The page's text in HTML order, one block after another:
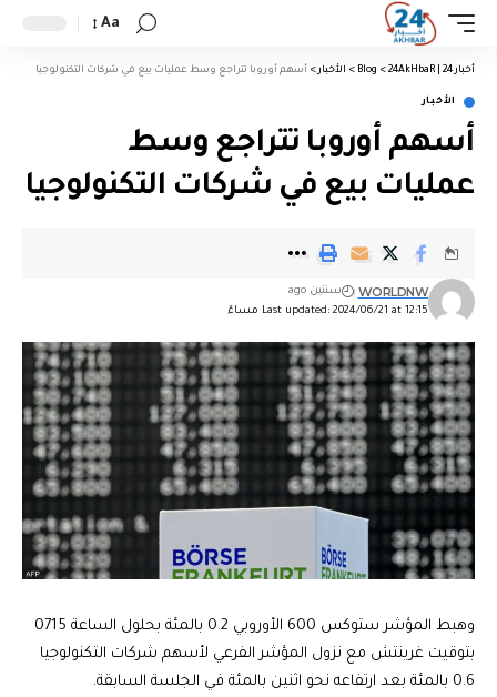
Aa
أخبار 24 | 24AkHbaR >
Blog
> الأخبار > أسهم أوروبا تتراجع وسط عمليات بيع في شركات التكنولوجيا
الأخبار
أسهم أوروبا تتراجع وسط
عمليات بيع في شركات التكنولوجيا
Last updated: 2024/06/21 at 12:15 مساءً
WORLDNW سنتين ago
وهبط المؤشر ستوكس 600 الأوروبي 0.2 بالمئة بحلول الساعة 0715
بتوقيت غرينتش مع نزول المؤشر الفرعي لأسهم شركات التكنولوجيا
0.6 بالمئة بعد ارتفاعه نحو اثنين بالمئة في الجلسة السابقة
.